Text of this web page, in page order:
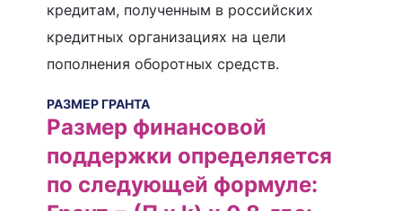
кредитам, полученным в российских
кредитных организациях на цели
пополнения оборотных средств.
РАЗМЕР ГРАНТА
Размер финансовой
поддержки определяется
по следующей формуле: